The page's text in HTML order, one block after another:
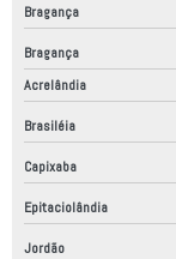
Bragança
Bragança
Acrelândia
Brasiléia
Capixaba
Epitaciolândia
Jordão